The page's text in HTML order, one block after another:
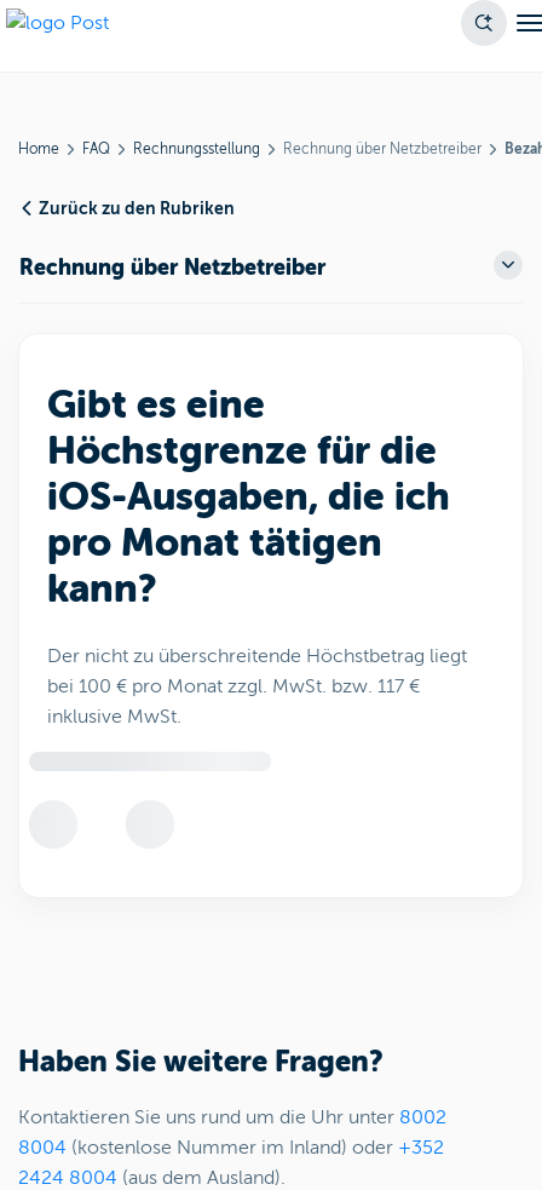
Home FAQ Rechnungsstellung Rechnung über Netzbetreiber
Zurück zu den Rubriken
Rechnung über Netzbetreiber
Gibt es eine
Höchstgrenze für die
iOS-Ausgaben, die ich
pro Monat tätigen
kann?
Der nicht zu überschreitende Höchstbetrag liegt
bei 100 € pro Monat zzgl. MwSt. bzw. 117 €
inklusive MwSt.
Haben Sie weitere Fragen?
Kontaktieren Sie uns rund um die Uhr unter 8002
8004 (kostenlose Nummer im Inland) oder +352
2424 8004 (aus dem Ausland).